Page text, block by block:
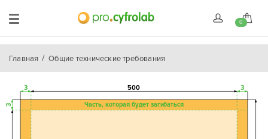
0
Главная Общие технические требования
3
3 3
500
Часть, которая будет загибаться